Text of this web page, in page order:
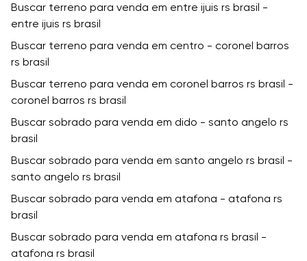
Buscar terreno para venda em entre ijuis rs brasil -
entre ijuis rs brasil
Buscar terreno para venda em centro - coronel barros
rs brasil
Buscar terreno para venda em coronel barros rs brasil -
coronel barros rs brasil
Buscar sobrado para venda em dido - santo angelo rs
brasil
Buscar sobrado para venda em santo angelo rs brasil -
santo angelo rs brasil
Buscar sobrado para venda em atafona - atafona rs
brasil
Buscar sobrado para venda em atafona rs brasil -
atafona rs brasil